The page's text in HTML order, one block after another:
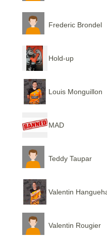
Frederic Brondel
Hold-up
Louis Monguillon
MAD
Teddy Taupar
Valentin
Valentin Rougier